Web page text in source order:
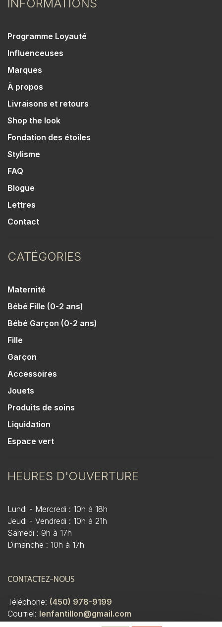
INFORMATIONS
Programme Loyauté
Influenceuses
Marques
À propos
Livraisons et retours
Shop the look
Fondation des étoiles
Stylisme
FAQ
Blogue
Lettres
Contact
CATÉGORIES
Maternité
Bébé Fille (0-2 ans)
Bébé Garçon (0-2 ans)
Fille
Garçon
Accessoires
Jouets
Produits de soins
Liquidation
Espace vert
HEURES D'OUVERTURE
Lundi - Mercredi : 10h à 18h
Jeudi - Vendredi : 10h à 21h
Samedi : 9h à 17h
Dimanche : 10h à 17h
CONTACTEZ-NOUS
Téléphone: (450) 978-9199
Courriel: lenfantillon@gmail.com